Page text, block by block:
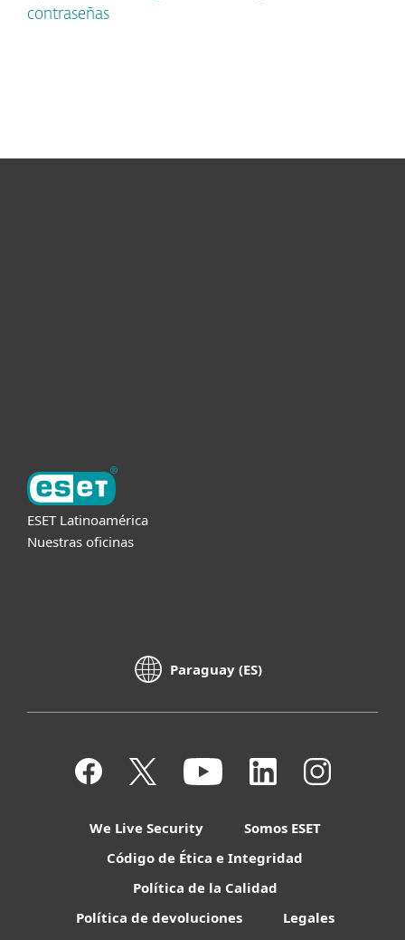
contraseñas
ESET Latinoamérica
Nuestras oficinas
Paraguay (ES)
We Live Security
Somos ESET
Código de Ética e Integridad
Política de la Calidad
Política de devoluciones
Legales